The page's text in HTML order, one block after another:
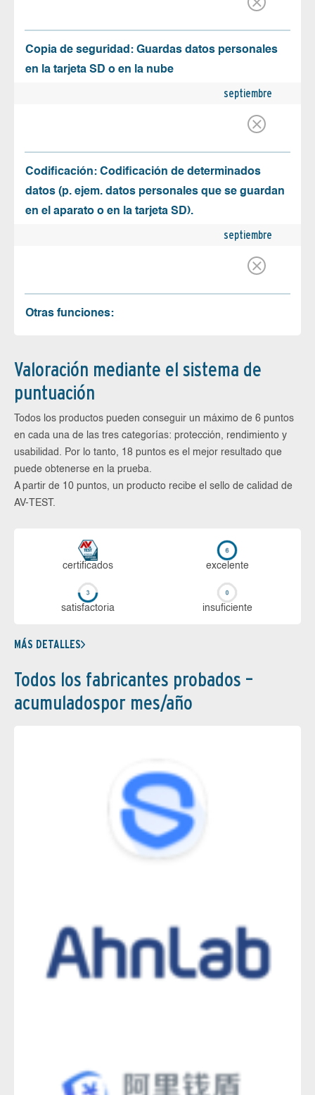
Copia de seguridad: Guardas datos personales
en la tarjeta SD o en la nube
septiembre
Codificación: Codificación de determinados
datos (p. ejem. datos personales que se guardan
en el aparato o en la tarjeta SD).
septiembre
Otras funciones:
Valoración mediante el sistema de
puntuación
Todos los productos pueden conseguir un máximo de 6 puntos
en cada una de las tres categorías: protección, rendimiento y
usabilidad. Por lo tanto, 18 puntos es el mejor resultado que
puede obtenerse en la prueba.
A partir de 10 puntos, un producto recibe el sello de calidad de
AV-TEST.
certi­ficados ex­ce­len­te
sa­tis­fac­to­ria in­su­fi­cien­te
MÁS DETALLES
Todos los fabricantes probados –
acumuladospor mes/año